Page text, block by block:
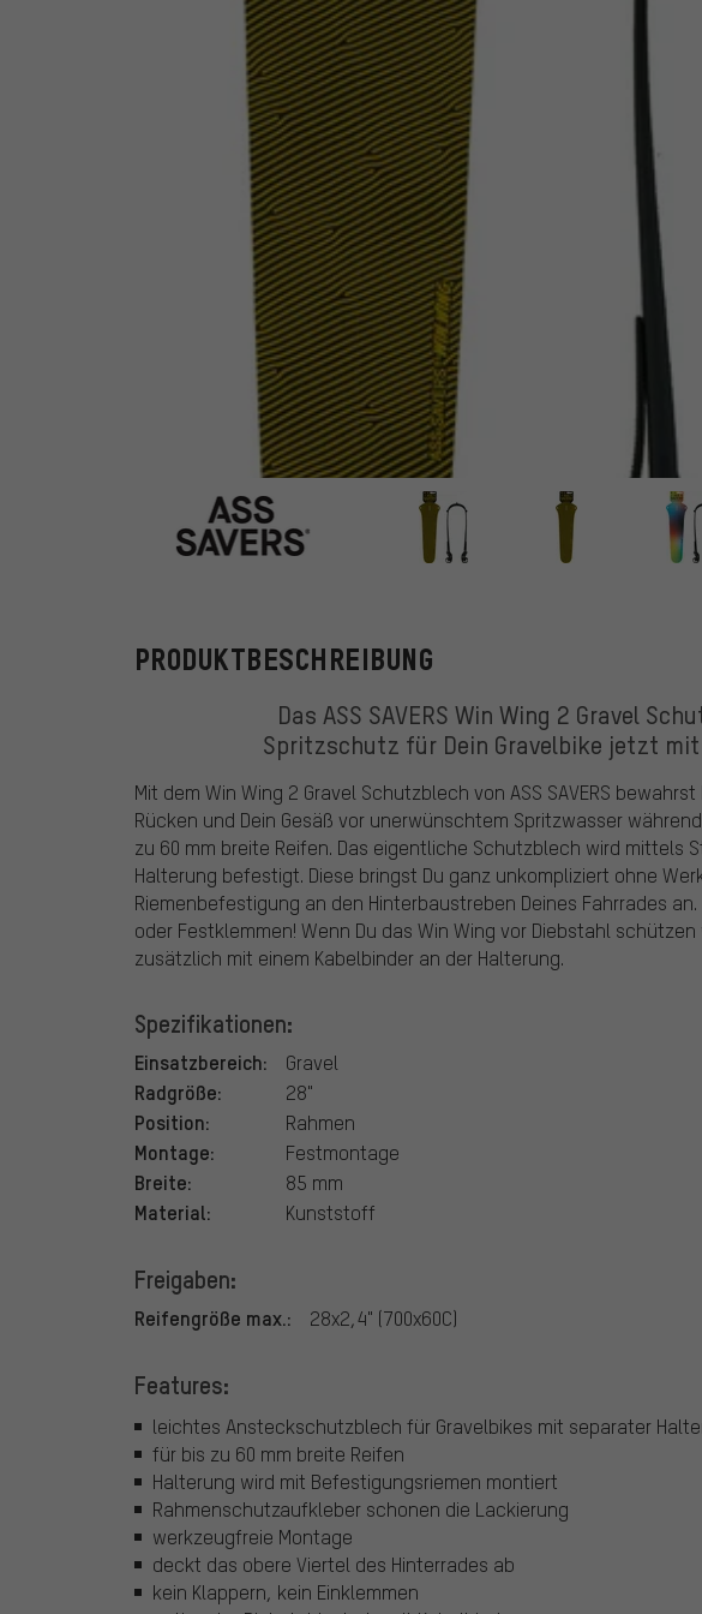
ASS SAVERS
PRODUKTBESCHREIBUNG
Das ASS SAVERS Win Wing 2 Gravel
Spritzschutz für Dein Gravelbike jetzt
Mit dem Win Wing 2 Gravel Schutzblech von ASS SAVERS
Rücken und Dein Gesäß vor unerwünschtem Spritzwasser
zu 60 mm breite Reifen. Das eigentliche Schutzblech wird mittels
Halterung befestigt. Diese bringst Du ganz unkompliziert ohne
Riemenbefestigung an den Hinterbaustreben Deines Fahrrades
oder Festklemmen! Wenn Du das Win Wing vor Diebstahl
zusätzlich mit einem Kabelbinder an der Halterung.
Spezifikationen:
Einsatzbereich: Gravel
Radgröße: 28"
Position: Rahmen
Montage: Festmontage
Breite: 85 mm
Material: Kunststoff
Freigaben:
Reifengröße max.: 28x2,4" (700x60C)
Features:
leichtes Ansteckschutzblech für Gravelbikes mit separater
für bis zu 60 mm breite Reifen
Halterung wird mit Befestigungsriemen montiert
Rahmenschutzaufkleber schonen die Lackierung
werkzeugfreie Montage
deckt das obere Viertel des Hinterrades ab
kein Klappern, kein Einklemmen